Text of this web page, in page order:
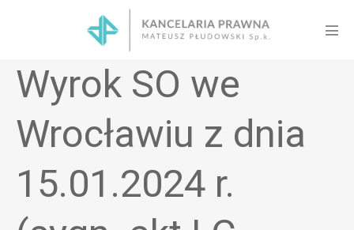
Wyrok SO we
Wrocławiu z dnia
15.01.2024 r.